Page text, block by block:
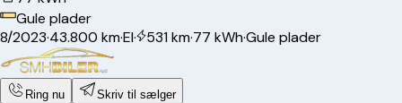
Gule plader
8/2023·43.800 km·El· 531 km·77 kWh·Gule plader
Ring nu Skriv til sælger